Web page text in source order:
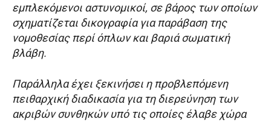
εμπλεκόμενοι αστυνομικοί, σε βάρος των οποίων
σχηματίζεται δικογραφία για παράβαση της
νομοθεσίας περί όπλων και βαριά σωματική
βλάβη.
Παράλληλα έχει ξεκινήσει η προβλεπόμενη
πειθαρχική διαδικασία για τη διερεύνηση των
ακριβών συνθηκών υπό τις οποίες έλαβε χώρα